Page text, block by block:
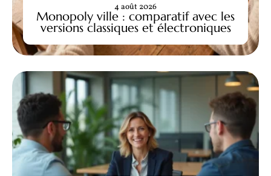
Monopoly ville : comparatif avec les
versions classiques et électroniques
4 août 2026